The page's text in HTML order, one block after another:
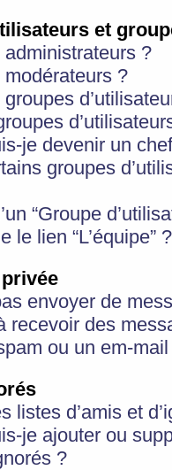
et
?
?
je devenir un
groupes
“Groupe
le lien “L’équipe” ?
envoyer de
recevoir des
ou un em-
listes d’amis et
je ajouter ou
?